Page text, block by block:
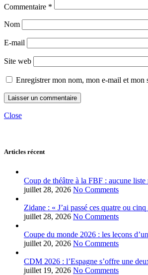
Commentaire *
Nom
E-mail
Site web
Enregistrer mon nom, mon e-mail et mon
Close
Articles récent
Coup de théâtre à la FBF : aucune liste
juillet 28, 2026 No Comments
Zidane : « J’ai passé ces quatre ou
juillet 28, 2026 No Comments
Coupe du monde 2026 : les leçons
juillet 20, 2026 No Comments
CDM 2026 : l’Espagne s’offre une
juillet 19, 2026 No Comments